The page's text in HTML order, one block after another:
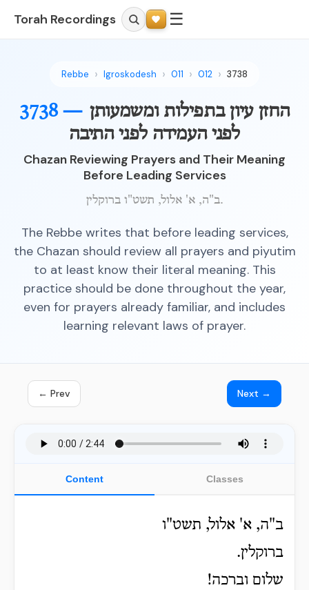
Torah Recordings ☰
Rebbe Igroskodesh 011 012 3738
3738 — החזן עיון בתפילות ומשמעותן
לפני העמידה לפני התיבה
Chazan Reviewing Prayers and Their Meaning
Before Leading Services
ב"ה, א' אלול, תשט"ו ברוקלין.
The Rebbe writes that before leading services,
the Chazan should review all prayers and piyutim
to at least know their literal meaning. This
practice should be done throughout the year,
even for prayers already familiar, and includes
learning relevant laws of prayer.
← Prev Next →
Content Classes
ב"ה, א' אלול, תשט"ו
ברוקלין.
שלום וברכה!